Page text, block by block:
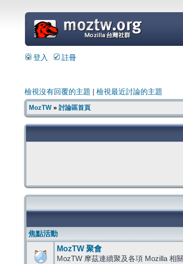
=
登入 註冊
檢視沒有回覆的主題 檢視最近討論的主題
MozTW» 討論區首頁
焦點活動
MozTW 聚會
MozTW 摩茲連續聚及各項 Mozilla 相